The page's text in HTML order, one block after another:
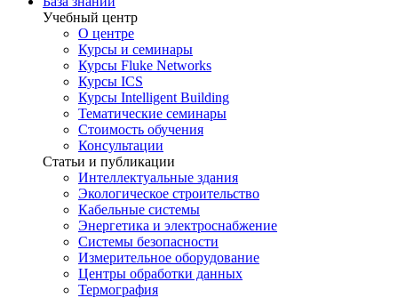
Учебный центр
О центре
Курсы и семинары
Курсы Fluke Networks
Курсы ICS
Курсы Intelligent Building
Тематические семинары
Стоимость обучения
Консультации
Статьи и публикации
Интеллектуальные здания
Экологическое строительство
Кабельные системы
Энергетика и электроснабжение
Системы безопасности
Измерительное оборудование
Центры обработки данных
Термография